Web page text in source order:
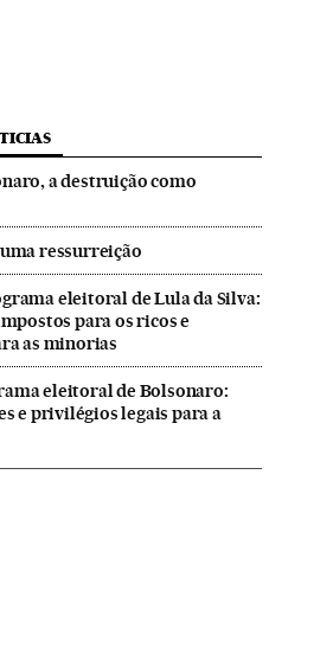
a destruição como
ressurreição
eleitoral de Lula da Silva:
para os ricos e
as minorias
eleitoral de Bolsonaro:
e privilégios legais para a